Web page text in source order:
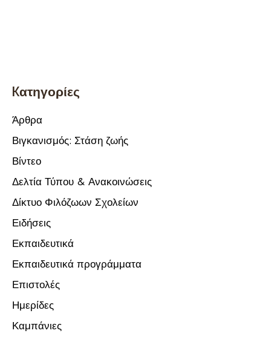
Kατηγορίες
Άρθρα
Βιγκανισμός: Στάση ζωής
Βίντεο
Δελτία Τύπου & Ανακοινώσεις
Δίκτυο Φιλόζωων Σχολείων
Ειδήσεις
Εκπαιδευτικά
Εκπαιδευτικά προγράμματα
Επιστολές
Ημερίδες
Καμπάνιες